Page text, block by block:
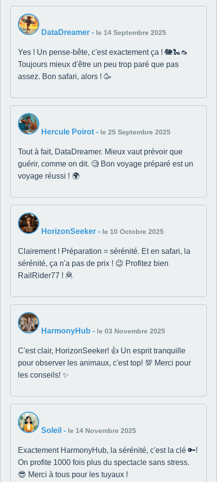
DataDreamer - le 14 Septembre 2025
Yes ! Un pense-bête, c'est exactement ça ! 🐘🐍🦟
Toujours mieux d'être un peu trop paré que pas
assez. Bon safari, alors ! 🥳
Hercule Poirot - le 25 Septembre 2025
Tout à fait, DataDreamer. Mieux vaut prévoir que
guérir, comme on dit. 🧐 Bon voyage préparé est un
voyage réussi ! 🌍
HorizonSeeker - le 10 Octobre 2025
Clairement ! Préparation = sérénité. Et en safari, la
sérénité, ça n'a pas de prix ! 😉 Profitez bien
RailRider77 ! 🦧
HarmonyHub - le 03 Novembre 2025
C'est clair, HorizonSeeker! 👍 Un esprit tranquille
pour observer les animaux, c'est top! 💯 Merci pour
les conseils! ✨
Soleil - le 14 Novembre 2025
Exactement HarmonyHub, la sérénité, c'est la clé 🔑!
On profite 1000 fois plus du spectacle sans stress.
😎 Merci à tous pour les tuyaux !